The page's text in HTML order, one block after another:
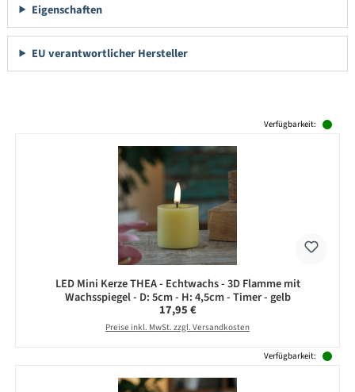
Eigenschaften
EU verantwortlicher Hersteller
Verfügbarkeit:
LED Mini Kerze THEA - Echtwachs - 3D Flamme mit
Wachsspiegel - D: 5cm - H: 4,5cm - Timer - gelb
Regulärer Preis:
17,95 €
Preise inkl. MwSt. zzgl. Versandkosten
Verfügbarkeit: